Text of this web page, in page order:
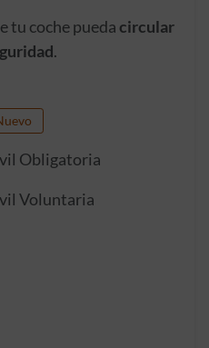
tu coche pueda circular
.
Obligatoria
Voluntaria